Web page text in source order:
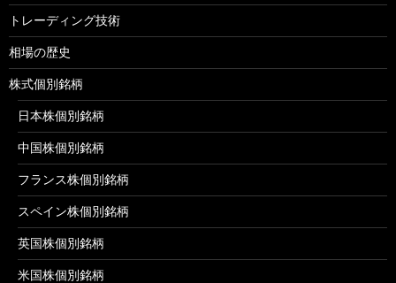
トレーディング技術
相場の歴史
株式個別銘柄
日本株個別銘柄
中国株個別銘柄
フランス株個別銘柄
スペイン株個別銘柄
英国株個別銘柄
米国株個別銘柄